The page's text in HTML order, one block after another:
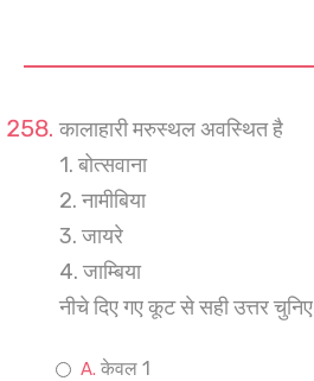
कालाहारी मरुस्थल अवस्थित है
1. बोत्सवाना
2. नामीबिया
3. जायरे
4. जाम्बिया
नीचे दिए गए कूट से सही उत्तर चुनिए
केवल 1